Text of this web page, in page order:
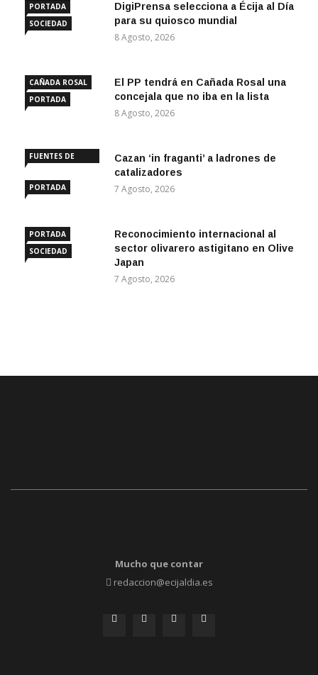
PORTADA
SOCIEDAD
DigiPrensa selecciona a Écija al Día
para su quiosco mundial
8 Agosto, 2026
CAÑADA ROSAL
PORTADA
El PP tendrá en Cañada Rosal una
concejala que no iba en la lista
8 Agosto, 2026
FUENTES DE
PORTADA
Cazan ‘in fraganti’ a ladrones de
catalizadores
7 Agosto, 2026
PORTADA
SOCIEDAD
Reconocimiento internacional al
sector olivarero astigitano en Olive
Japan
7 Agosto, 2026
Mucho que contar
redaccion@ecijaldia.es